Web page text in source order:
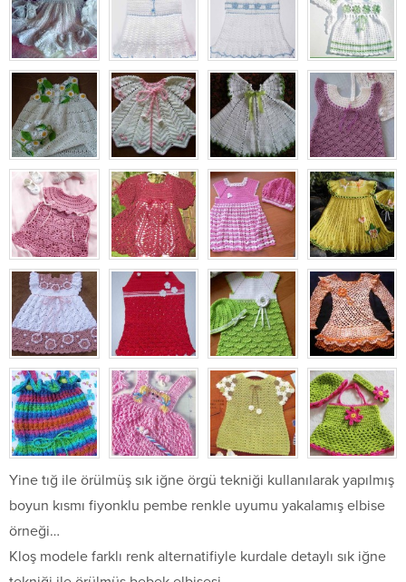
Yine tığ ile örülmüş sık iğne örgü tekniği kullanılarak yapılmış
boyun kısmı fiyonklu pembe renkle uyumu yakalamış elbise
örneği…
Kloş modele farklı renk alternatifiyle kurdale detaylı sık iğne